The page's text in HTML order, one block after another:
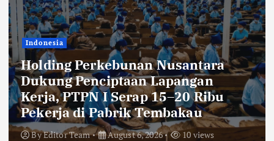
Indonesia
Rayakan 10 Tahun Perjalanan,
Inspire Artistry Hadirkan Block
Party Terbesar di Jakarta
ByEditor Team August 6, 2026 20 views